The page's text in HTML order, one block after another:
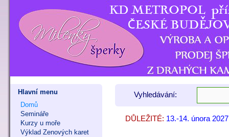
Hlavní menu
Domů
Semináře
Kurzy u moře
Výklad Zenových karet
Vyhledávání:
DŮLEŽITÉ: 13.-14. února
7. - 8. listopadu
9. - 11. října 2026